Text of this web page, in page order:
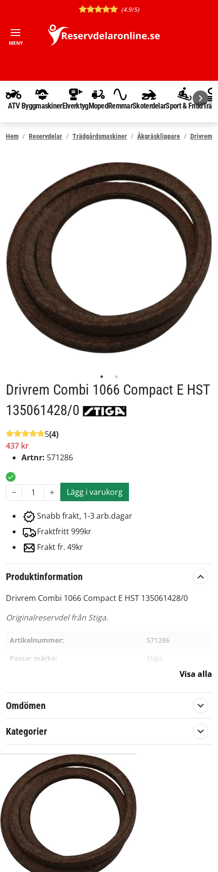
(4.9/5)
MENY
ATV ByggmaskinerElverktygMopedRemmarSkoterdelarSport & Fritid
Hem Reservdelar Trädgårdsmaskiner Åkgräsklippare Drivrem
Drivrem Combi 1066 Compact E HST
135061428/0
5(4)
437 kr
Artnr: 571286
1 Lägg i varukorg
Snabb frakt, 1-3 arb.dagar
Fraktfritt 999kr
Frakt fr. 49kr
Produktinformation
Drivrem Combi 1066 Compact E HST 135061428/0
Originalreservdel från Stiga.
Artikelnummer:
571286
Passar märke:
Stiga
Visa alla
Omdömen
Kategorier